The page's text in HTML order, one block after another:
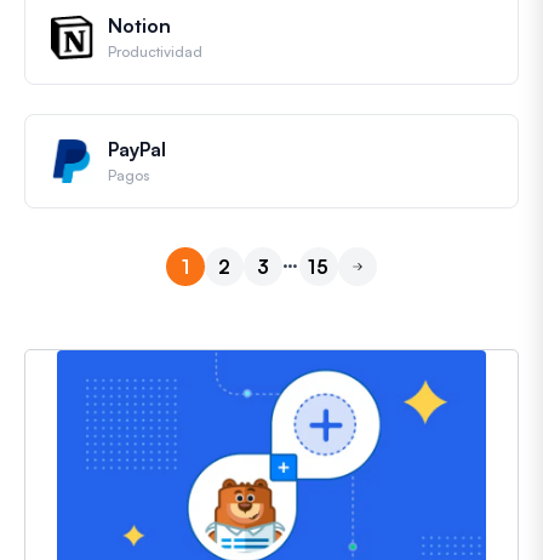
Notion
Productividad
PayPal
Pagos
1 2 3 … 15